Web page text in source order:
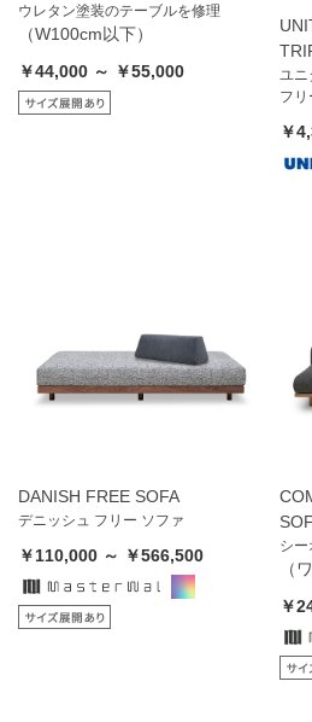
ウレタン塗装のテーブルを修理
（W100cm以下）
￥44,000 ～ ￥55,000
ユ
フリ
￥
DANISH FREE SOFA
デニッシュ フリー ソファ
￥110,000 ～ ￥566,500 シ
（
￥